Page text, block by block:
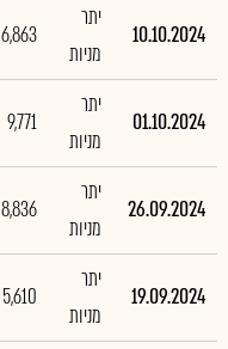
10.10.2024
יתר
מניות
6,863
01.10.2024
יתר
מניות
9,771
26.09.2024
יתר
מניות
8,836
19.09.2024
יתר
מניות
5,610